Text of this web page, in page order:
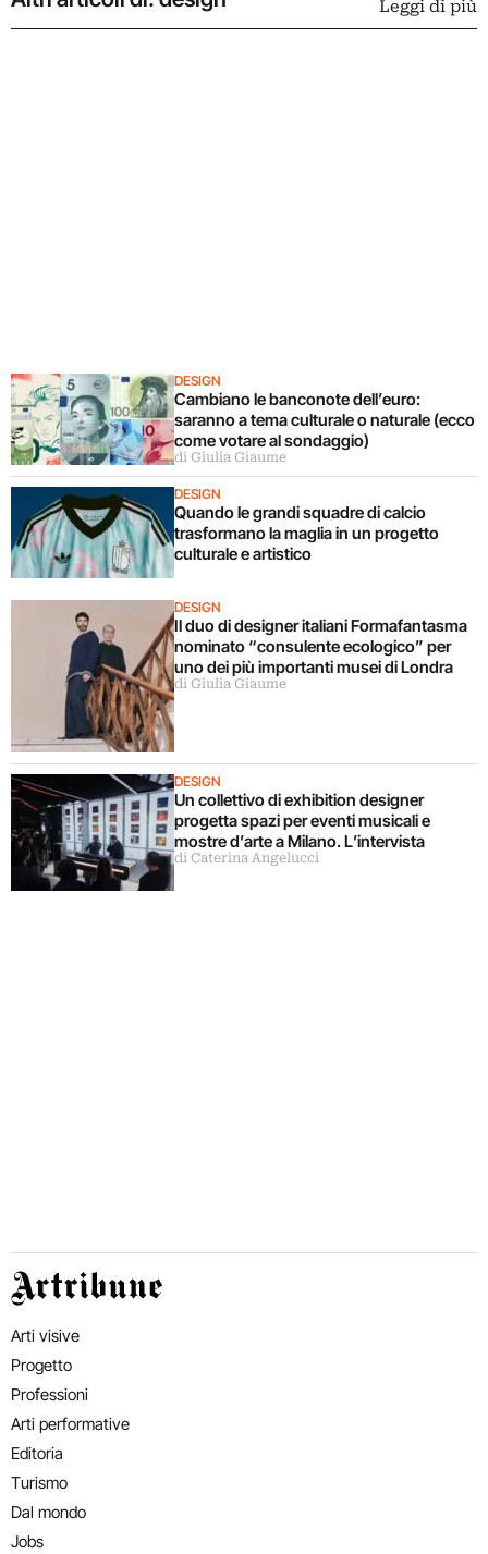
Leggi di più
DESIGN
Cambiano le banconote dell’euro:
saranno a tema culturale o naturale (ecco
come votare al sondaggio)
di Giulia Giaume
DESIGN
Quando le grandi squadre di calcio
trasformano la maglia in un progetto
culturale e artistico
DESIGN
Il duo di designer italiani Formafantasma
nominato “consulente ecologico” per
uno dei più importanti musei di Londra
di Giulia Giaume
DESIGN
Un collettivo di exhibition designer
progetta spazi per eventi musicali e
mostre d’arte a Milano. L’intervista
di Caterina Angelucci
Artribune
Arti visive
Progetto
Professioni
Arti performative
Editoria
Turismo
Dal mondo
Jobs